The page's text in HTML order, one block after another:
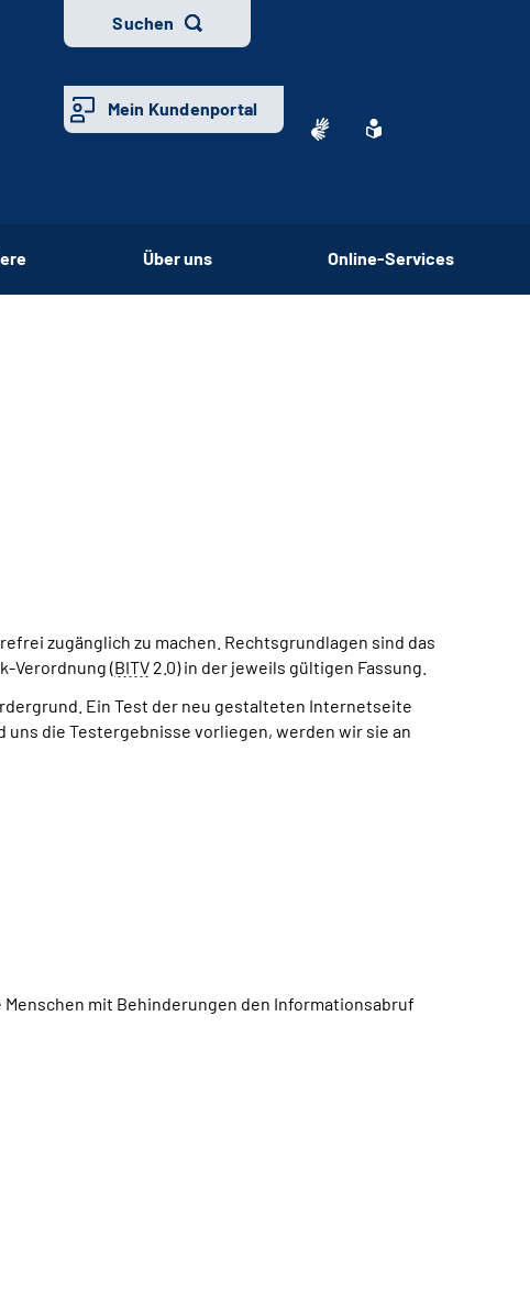
Suchen
Mein Kundenportal
Über uns Online-Services
zugänglich zu machen. Rechtsgrundlagen sind das
Verordnung (BITV 2.0) in der jeweils gültigen Fassung.
Ein Test der neu gestalteten Internetseite
die Testergebnisse vorliegen, werden wir sie an
mit Behinderungen den Informationsabruf